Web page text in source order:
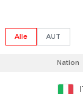
Alle AUT
Nation